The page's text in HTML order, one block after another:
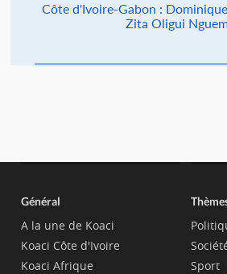
Côte d'Ivoire-Gabon :
Zita Oligui
Général
A la une de Koaci
Koaci Côte d'Ivoire
Koaci Afrique
Sport